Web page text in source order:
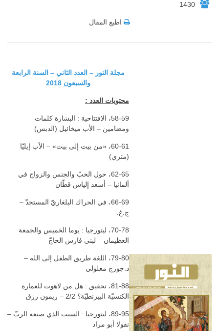
1430
اطبع المقال
مجلة النور – العدد الثاني – السنة الرابعة
والسبعون 2018
محتويات العدد :
58-59، الافتتاحية : البشارة كلمات
ومضامين – الأب ميخائيل (الدبس)
60-61، «من بيت إلى بيت» – الأب إيليّا
(متري)
62-65، حول الحبّ والجنس والزواج في
ألمانيا – أسعد إلياس قطّان
66-69، في الحراك البلغاريّ المستجدّ –
ج.غ.
70-78، ليتورجيا : يوما الخميس والجمعة
العظيمان – لبنى فارس الحاجّ
79-80، اللغة طريق الطفل إلى الله –
د.جورج معلولي
81-88، تحقيق : هل من لاهوت للعمارة
الكنسيّة البيزنطيّة؟ 2/2 – ريمون رزق
89-95، ليتورجيا : السبت الذي صنعه الربّ –
نقولا أبو مراد